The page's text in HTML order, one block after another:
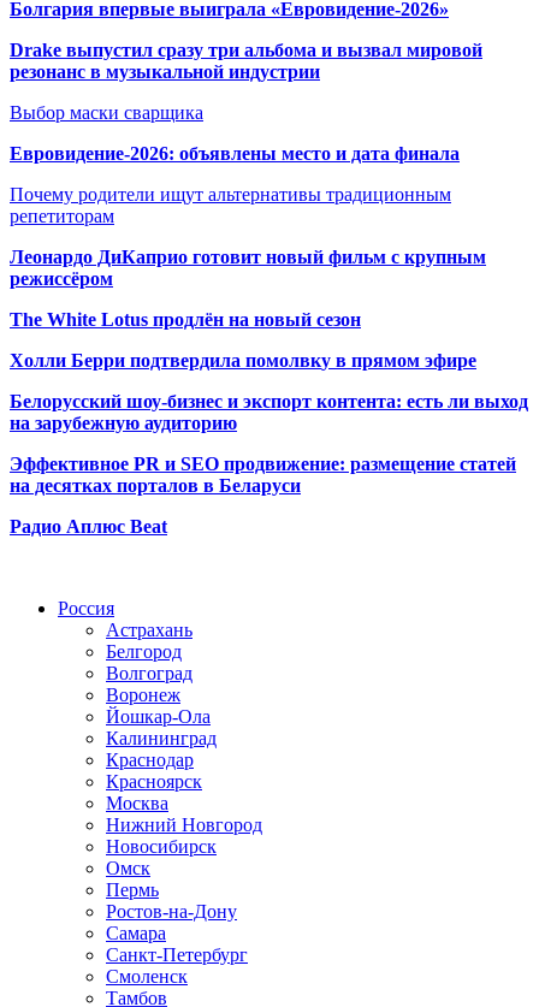
Болгария впервые выиграла «Евровидение-2026»
Drake выпустил сразу три альбома и вызвал мировой
резонанс в музыкальной индустрии
Выбор маски сварщика
Евровидение-2026: объявлены место и дата финала
Почему родители ищут альтернативы традиционным
репетиторам
Леонардо ДиКаприо готовит новый фильм с крупным
режиссёром
The White Lotus продлён на новый сезон
Холли Берри подтвердила помолвку в прямом эфире
Белорусский шоу-бизнес и экспорт контента: есть ли выход
на зарубежную аудиторию
Эффективное PR и SEO продвижение: размещение статей
на десятках порталов в Беларуси
Радио Аплюс Beat
Россия
Астрахань
Белгород
Волгоград
Воронеж
Йошкар-Ола
Калининград
Краснодар
Красноярск
Москва
Нижний Новгород
Новосибирск
Омск
Пермь
Ростов-на-Дону
Самара
Санкт-Петербург
Смоленск
Тамбов